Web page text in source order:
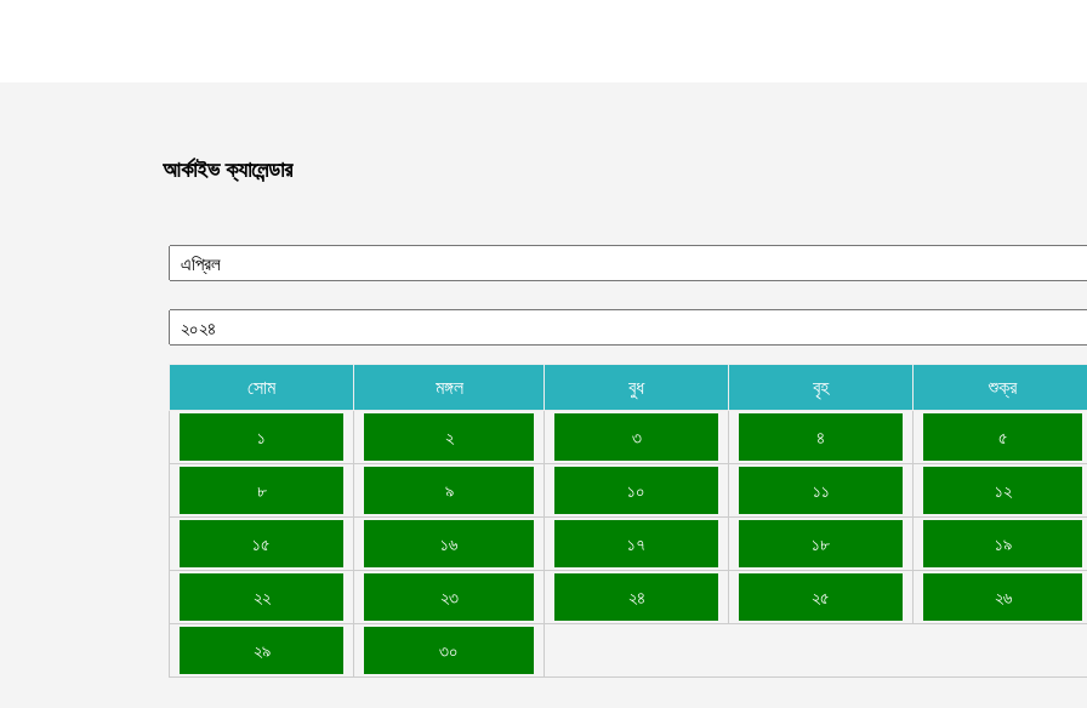
আর্কাইভ ক্যালেন্ডার
সোম মঙ্গল বুধ বৃহ শুক্র
১ ২ ৩ ৪ ৫
৮ ৯ ১০ ১১ ১২
১৫ ১৬ ১৭ ১৮ ১৯
২২ ২৩ ২৪ ২৫ ২৬
২৯ ৩০